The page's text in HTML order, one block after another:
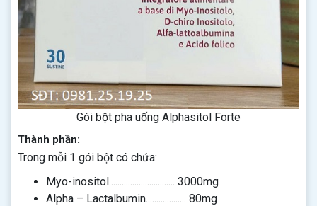
Gói bột pha uống Alphasitol Forte
Thành phần:
Trong mỗi 1 gói bột có chứa:
Myo-inositol............................... 3000mg
Alpha – Lactalbumin................... 80mg